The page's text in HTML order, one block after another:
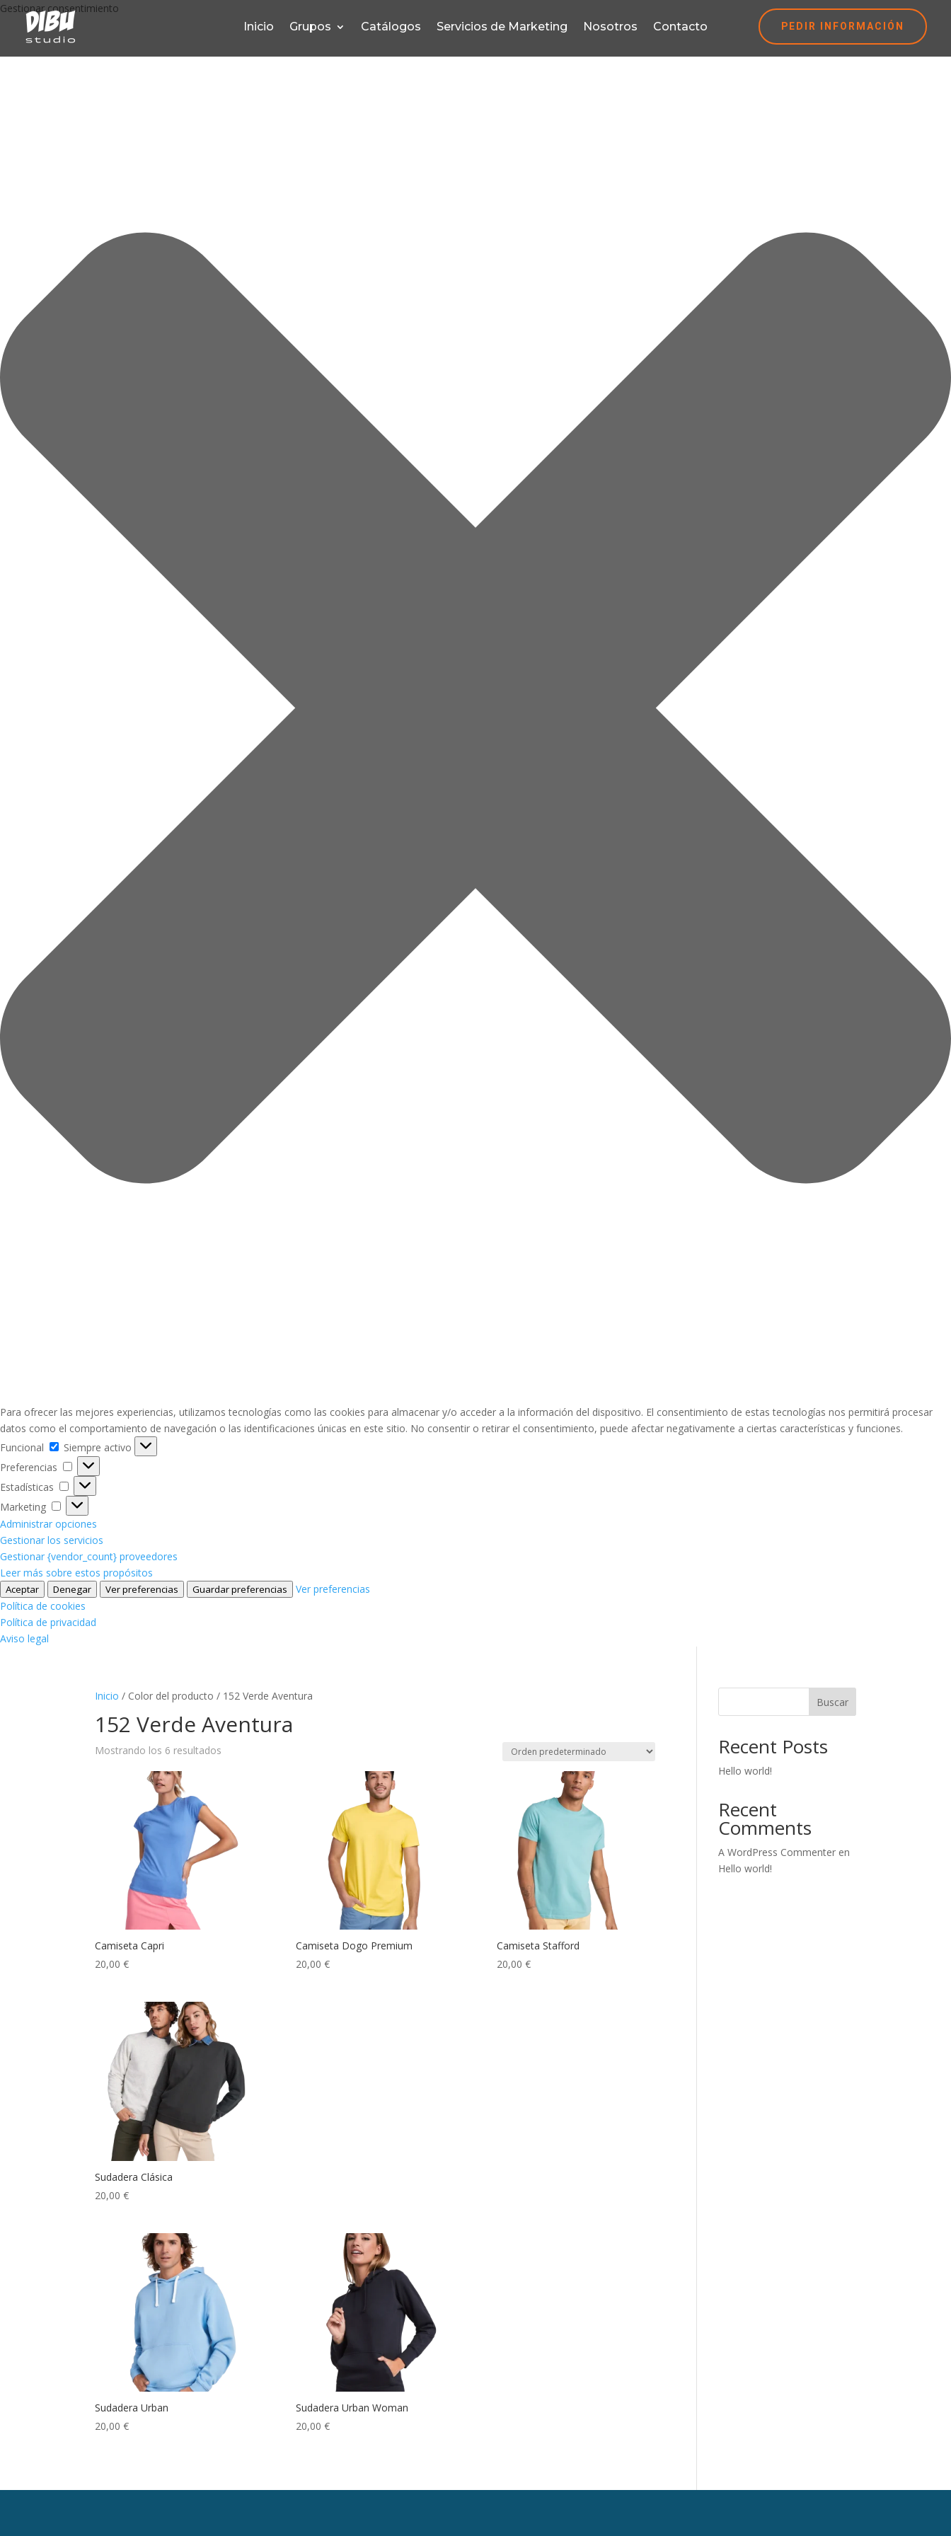
Gestionar consentimiento
Para ofrecer las mejores experiencias, utilizamos tecnologías como las cookies para almacenar y/o acceder a la información del dispositivo. El consentimiento de estas tecnologías nos permitirá procesar
datos como el comportamiento de navegación o las identificaciones únicas en este sitio. No consentir o retirar el consentimiento, puede afectar negativamente a ciertas características y funciones.
Funcional
Funcional
Siempre activo
Preferencias
Preferencias
Estadísticas
Estadísticas
Marketing
Marketing
Administrar opciones
Gestionar los servicios
Gestionar {vendor_count} proveedores
Leer más sobre estos propósitos
Aceptar Denegar Ver preferencias Guardar preferencias
Ver preferencias
Política de cookies
Política de privacidad
Aviso legal
Inicio Grupos Catálogos Servicios de Marketing Nosotros Contacto PEDIR INFORMACIÓN
Inicio / Color del producto / 152 Verde Aventura
152 Verde Aventura
Mostrando los 6 resultados
Camiseta Capri
20,00€
Camiseta Dogo Premium
20,00 €
Camiseta Stafford
20,00 €
Sudadera Clásica
20,00€
Sudadera Urban
20,00€
Sudadera Urban Woman
20,00 €
Buscar
Recent Posts
Hello world!
Recent
Comments
A WordPress Commenter en
Hello world!